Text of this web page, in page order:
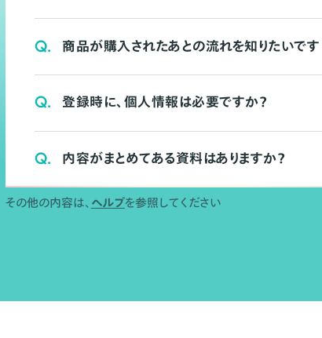
Q. 商品が購入されたあとの流れを知りたいです
Q. 登録時に、個人情報は必要ですか？
Q. 内容がまとめてある資料はありますか？
その他の内容は、 ヘルプを参照してください